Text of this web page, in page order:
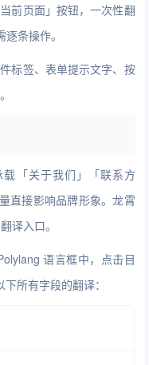
前页面」按钮，一次性翻
条操作。
标签、表单提示文字、按
「关于我们」「联系方
直接影响品牌形象。龙霄
译入口。
语言框中，点击目
所有字段的翻译：